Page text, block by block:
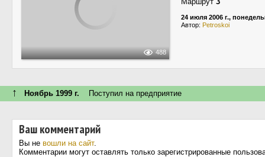
488
24 июля 2006 г.,
Автор: Petroskoi
↑ Ноябрь 1999 г. Поступил на предприятие
Ваш комментарий
Вы не вошли на сайт.
Комментарии могут оставлять только зарегистрированные